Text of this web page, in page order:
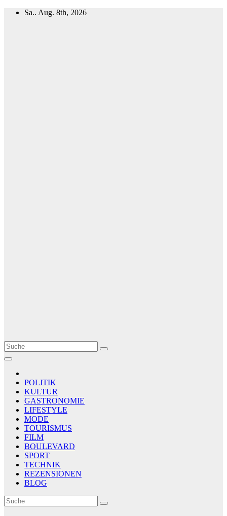
Zum
Sa.. Aug. 8th, 2026
Le Matin
AGENCE DE PRESSE
POLITIK
KULTUR
GASTRONOMIE
LIFESTYLE
MODE
TOURISMUS
FILM
BOULEVARD
SPORT
TECHNIK
REZENSIONEN
BLOG